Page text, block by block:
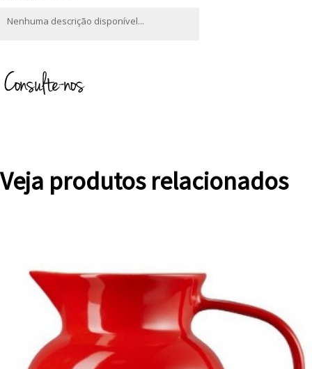
Nenhuma descrição disponível...
Veja produtos relacionados